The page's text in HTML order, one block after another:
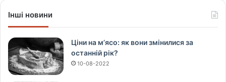
Інші новини
Ціни на м’ясо: як вони змінилися за
останній рік?
10-08-2022